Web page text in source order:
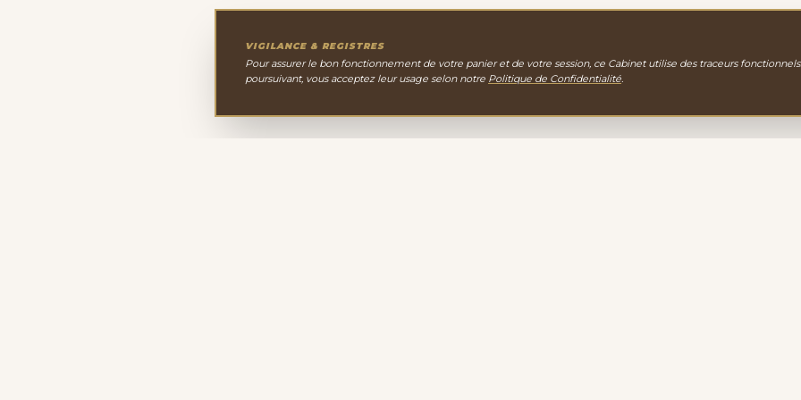
VIGILANCE & REGISTRES
Pour assurer le bon fonctionnement de votre panier et de votre session, ce Cabinet utilise des traceurs
poursuivant, vous acceptez leur usage selon notre Politique de Confidentialité.